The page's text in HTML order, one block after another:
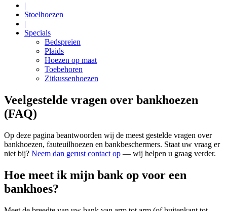
|
Stoelhoezen
|
Specials
Bedspreien
Plaids
Hoezen op maat
Toebehoren
Zitkussenhoezen
Veelgestelde vragen over bankhoezen
(FAQ)
Op deze pagina beantwoorden wij de meest gestelde vragen over
bankhoezen, fauteuilhoezen en bankbeschermers. Staat uw vraag er
niet bij? Neem dan gerust contact op — wij helpen u graag verder.
Hoe meet ik mijn bank op voor een
bankhoes?